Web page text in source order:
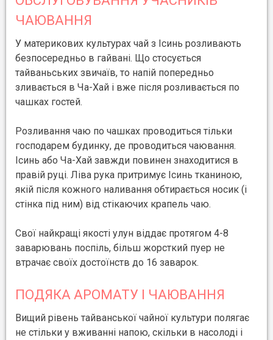
ЧАЮВАННЯ
У материкових культурах чай з Ісинь розливають
безпосередньо в гайвані. Що стосується
тайваньських звичаїв, то напій попередньо
зливається в Ча-Хай і вже після розливається по
чашках гостей.
Розливання чаю по чашках проводиться тільки
господарем будинку, де проводиться чаювання.
Ісинь або Ча-Хай завжди повинен знаходитися в
правій руці. Ліва рука притримує Ісинь тканиною,
якій після кожного наливання обтирається носик (і
стінка під ним) від стікаючих крапель чаю.
Свої найкращі якості улун віддає протягом 4-8
заварювань поспіль, більш жорсткий пуер не
втрачає своїх достоїнств до 16 заварок.
ПОДЯКА АРОМАТУ І ЧАЮВАННЯ
Вищий рівень тайванської чайної культури полягає
не стільки у вживанні напою, скільки в насолоді і